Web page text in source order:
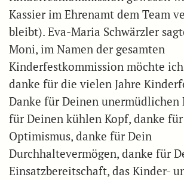
Kassier im Ehrenamt dem Team
bleibt). Eva-Maria Schwärzler
Moni, im Namen der gesamten
Kinderfestkommission möchte
danke für die vielen Jahre
Danke für Deinen unermüdlichen
für Deinen kühlen Kopf, danke
Optimismus, danke für Dein
Durchhaltevermögen, danke für
Einsatzbereitschaft, das Kinder-